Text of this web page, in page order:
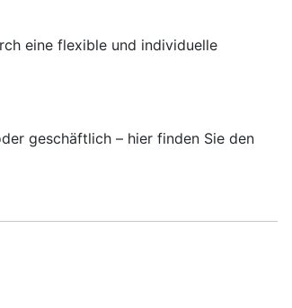
eine flexible und individuelle
geschäftlich – hier finden Sie den